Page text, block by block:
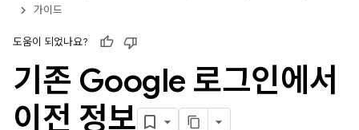
가이드
도움이 되었나요?
기존 Google 로그인에서
이전 정보